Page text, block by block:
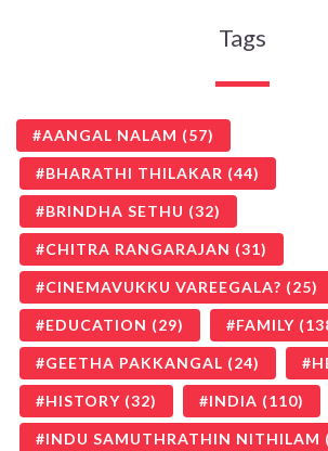
Tags
AANGAL NALAM (57)
BHARATHI THILAKAR (44)
BRINDHA SETHU (32)
CHITRA RANGARAJAN (31)
CINEMAVUKKU VAREEGALA? (25)
EDUCATION (29) FAMILY
GEETHA PAKKANGAL (24)
HISTORY (32) INDIA (110)
INDU SAMUTHRATHIN NITHILAM